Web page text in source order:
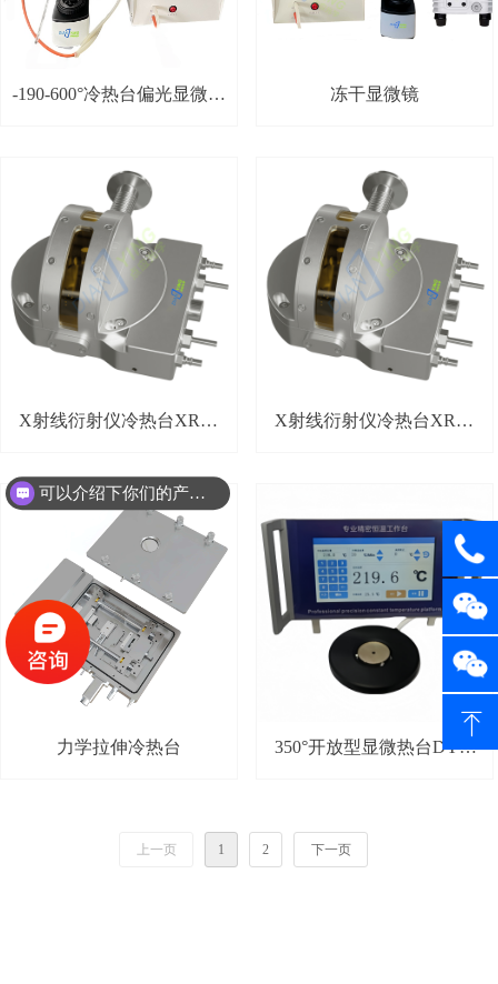
-190-600°冷热台偏光显微系 冻干显微镜
X射线衍射仪冷热台XRD- X射线衍射仪冷热台XRD-
力学拉伸冷热台 350°开放型显微热台DYE-
上一页 1 2 下一页
ꁸ
可以介绍下你们的产品么？